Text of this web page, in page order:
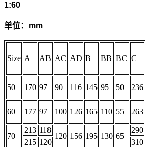
1:60
单位：mm
Size A AB AC AD B BB BC C
50 170 97 90 116 145 95 50 236
60 177 97 100 126 165 110 55 263
70
213 118
120 156 195 130 65
290
215 120 310